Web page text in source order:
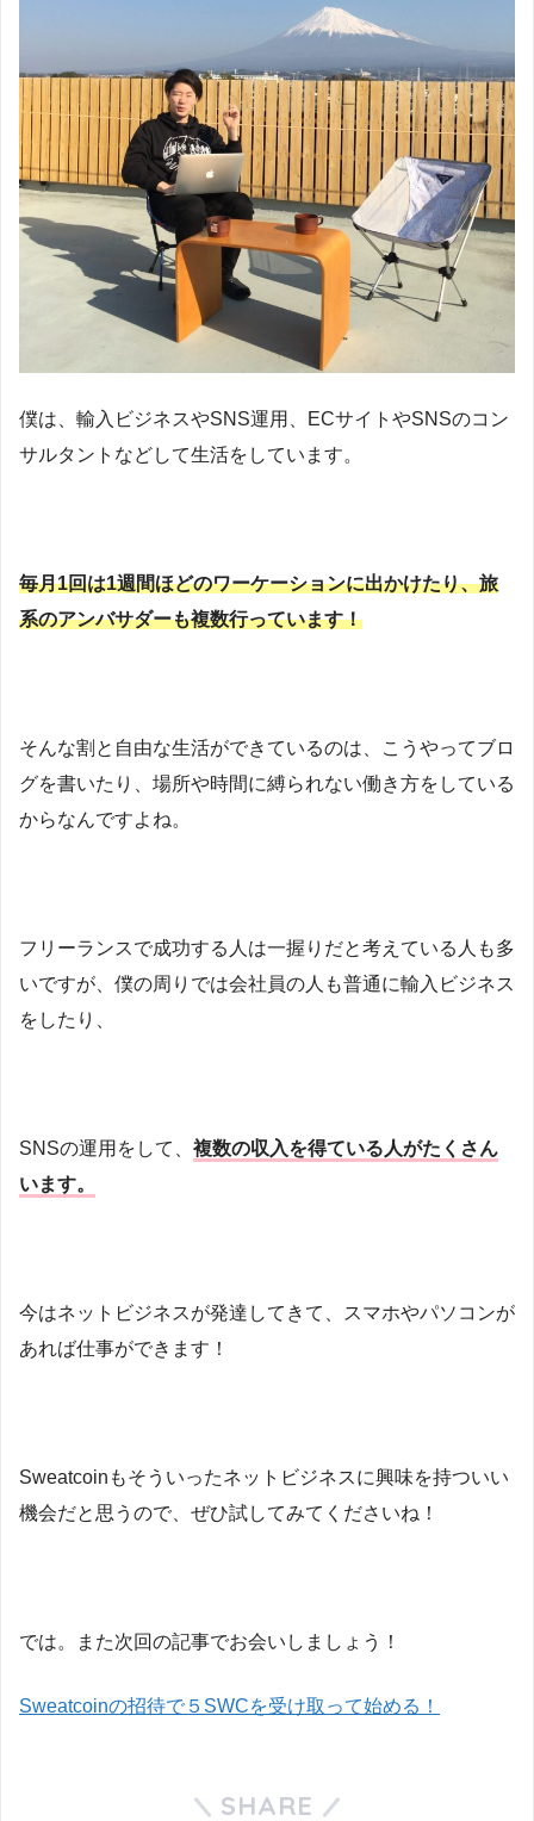
僕は、輸入ビジネスやSNS運用、ECサイトやSNSのコン
サルタントなどして生活をしています。
毎月1回は1週間ほどのワーケーションに出かけたり、旅
系のアンバサダーも複数行っています！
そんな割と自由な生活ができているのは、こうやってブロ
グを書いたり、場所や時間に縛られない働き方をしている
からなんですよね。
フリーランスで成功する人は一握りだと考えている人も多
いですが、僕の周りでは会社員の人も普通に輸入ビジネス
をしたり、
SNSの運用をして、 複数の収入を得ている人がたくさん
います。
今はネットビジネスが発達してきて、スマホやパソコンが
あれば仕事ができます！
Sweatcoinもそういったネットビジネスに興味を持ついい
機会だと思うので、ぜひ試してみてくださいね！
では。また次回の記事でお会いしましょう！
Sweatcoinの招待で５SWCを受け取って始める！
SHARE